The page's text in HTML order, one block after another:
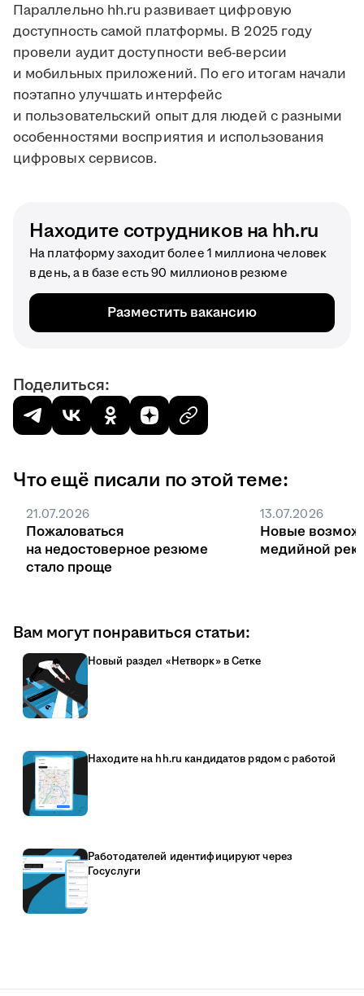
Параллельно hh.ru развивает цифровую
доступность самой платформы. В 2025 году
провели аудит доступности веб-версии
и мобильных приложений. По его итогам начали
поэтапно улучшать интерфейс
и пользовательский опыт для людей с разными
особенностями восприятия и использования
цифровых сервисов.
Находите сотрудников на hh.ru
На платформу заходит более 1 миллиона человек
в день, а в базе есть 90 миллионов резюме
Разместить вакансию
Поделиться:
Что ещё писали по этой теме:
21.07.2026
Пожаловаться
на недостоверное резюме
стало проще
13.07.2026
Новые
медийной
Вам могут понравиться статьи:
Новый раздел «Нетворк» в Сетке
Находите на hh.ru кандидатов рядом с работой
Работодателей идентифицируют через
Госуслуги